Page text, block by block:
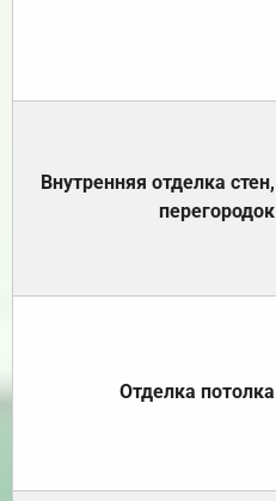
Внутренняя отделка стен,
перегородок
Отделка потолка